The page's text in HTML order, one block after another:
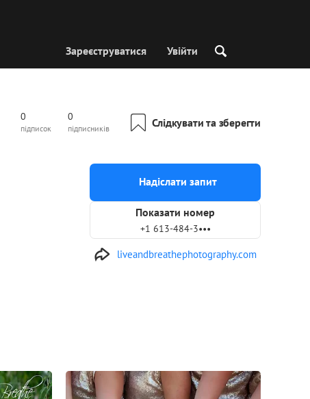
Зареєструватися Увійти
0
підписок
0
підписників Слідкувати та зберегти
Надіслати запит
Показати номер
+1 613-484-3•••
liveandbreathephotography.com